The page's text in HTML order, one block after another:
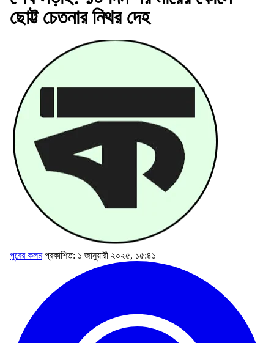
ছোট্ট চেতনার নিথর দেহ
পুবের কলম প্রকাশিত: ১ জানুয়ারী ২০২৫, ১৫:৪১